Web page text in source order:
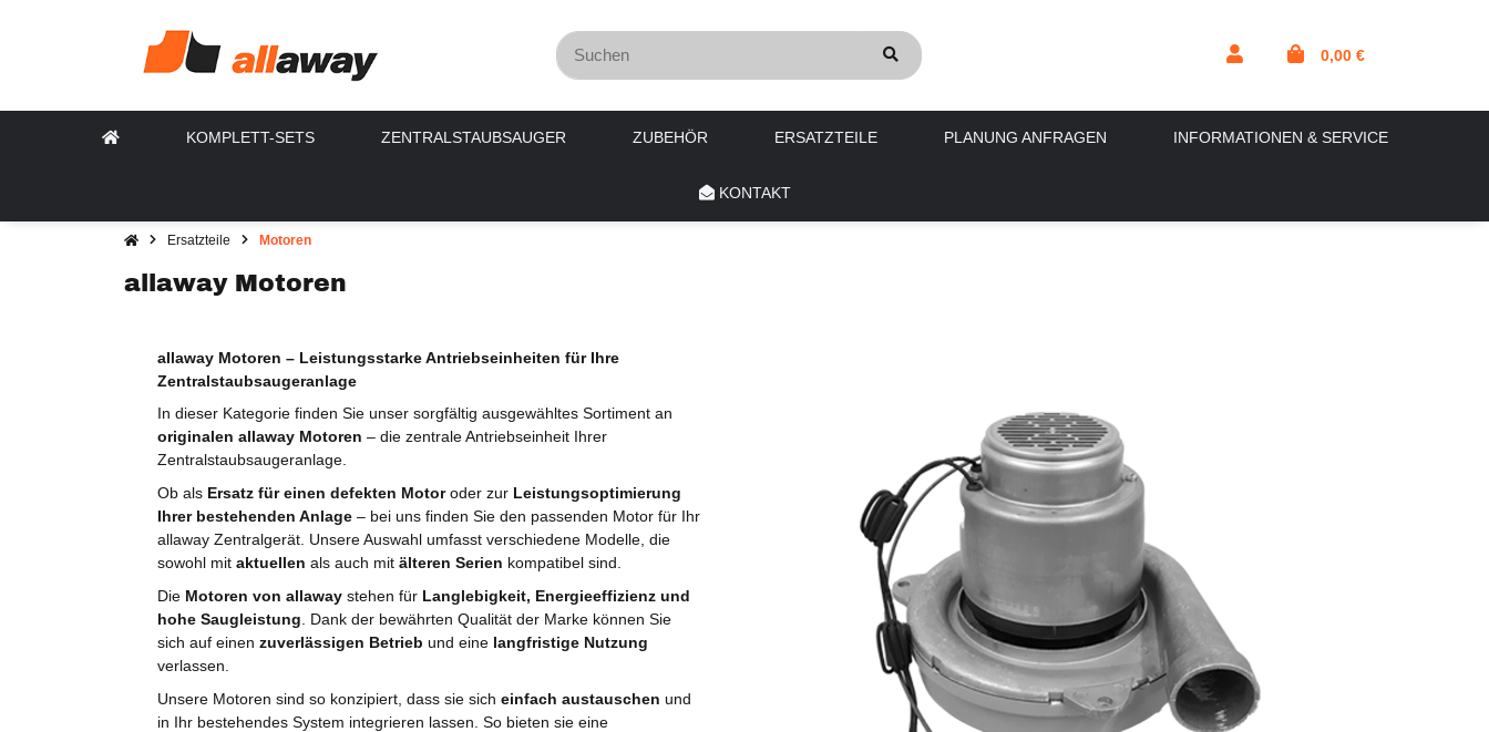
0,00 €
KOMPLETT-SETS ZENTRALSTAUBSAUGER ZUBEHÖR ERSATZTEILE PLANUNG ANFRAGEN INFORMATIONEN & SERVICE
KONTAKT
Ersatzteile Motoren
allaway Motoren
allaway Motoren – Leistungsstarke Antriebseinheiten für Ihre
Zentralstaubsaugeranlage
In dieser Kategorie finden Sie unser sorgfältig ausgewähltes Sortiment an
originalen allaway Motoren – die zentrale Antriebseinheit Ihrer
Zentralstaubsaugeranlage.
Ob als Ersatz für einen defekten Motoroder zur Leistungsoptimierung
Ihrer bestehenden Anlage – bei uns finden Sie den passenden Motor für Ihr
allaway Zentralgerät. Unsere Auswahl umfasst verschiedene Modelle, die
sowohl mit aktuellen als auch mit älteren Serien kompatibel sind.
Die Motoren von allaway stehen für Langlebigkeit, Energieeffizienz und
hohe Saugleistung . Dank der bewährten Qualität der Marke können Sie
sich auf einen zuverlässigen Betrieb und eine langfristige Nutzung
verlassen.
Unsere Motoren sind so konzipiert, dass sie sich einfach austauschen und
in Ihr bestehendes System integrieren lassen. So bieten sie eine